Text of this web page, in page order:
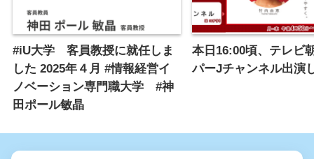
#iU大学 客員教授に就任しま
した 2025年４月 #情報経営イ
ノベーション専門職大学 #神
田ポール敏晶
本日16:00頃、テレビ
パーJチャンネル出演